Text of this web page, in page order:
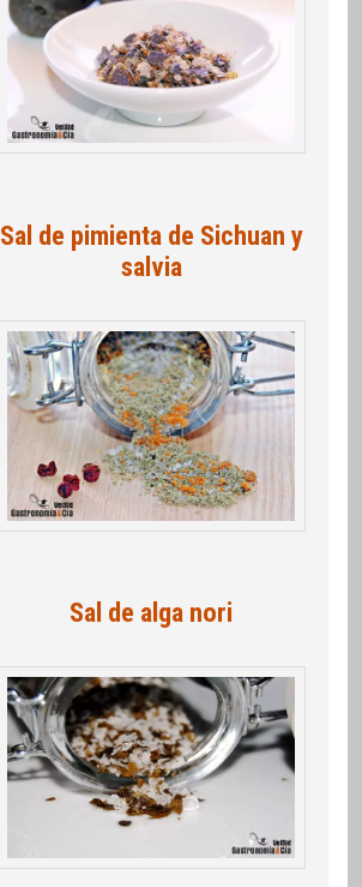
Sal de pimienta de Sichuan y
salvia
Sal de alga nori